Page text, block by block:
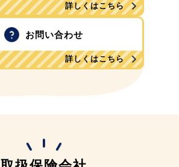
詳しくはこちら
お問い合わせ
詳しくはこちら